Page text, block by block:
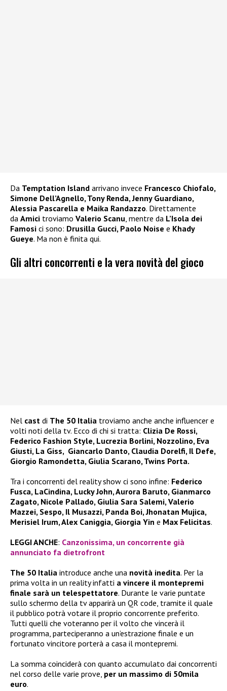
Da Temptation Island arrivano invece Francesco Chiofalo,
Simone Dell’Agnello, Tony Renda, Jenny Guardiano,
Alessia Pascarella e Maika Randazzo. Direttamente
da Amici troviamo Valerio Scanu, mentre da L’Isola dei
Famosi ci sono: Drusilla Gucci, Paolo Noise e Khady
Gueye. Ma non è finita qui.
Gli altri concorrenti e la vera novità del gioco
Nel cast di The 50 Italia troviamo anche anche influencer e
volti noti della tv. Ecco di chi si tratta: Clizia De Rossi,
Federico Fashion Style, Lucrezia Borlini, Nozzolino, Eva
Giusti, La Giss, Giancarlo Danto, Claudia Dorelfi, Il Defe,
Giorgio Ramondetta, Giulia Scarano, Twins Porta.
Tra i concorrenti del reality show ci sono infine: Federico
Fusca, LaCindina, Lucky John, Aurora Baruto, Gianmarco
Zagato, Nicole Pallado, Giulia Sara Salemi, Valerio
Mazzei, Sespo, Il Musazzi, Panda Boi, Jhonatan Mujica,
Merisiel Irum, Alex Caniggia, Giorgia Yin e Max Felicitas.
LEGGI ANCHE: Canzonissima, un concorrente già
annunciato fa dietrofront
The 50 Italia introduce anche una novità inedita. Per la
prima volta in un reality infatti a vincere il montepremi
finale sarà un telespettatore. Durante le varie puntate
sullo schermo della tv apparirà un QR code, tramite il quale
il pubblico potrà votare il proprio concorrente preferito.
Tutti quelli che voteranno per il volto che vincerà il
programma, parteciperanno a un’estrazione finale e un
fortunato vincitore porterà a casa il montepremi.
La somma coinciderà con quanto accumulato dai concorrenti
nel corso delle varie prove, per un massimo di 50mila
euro.